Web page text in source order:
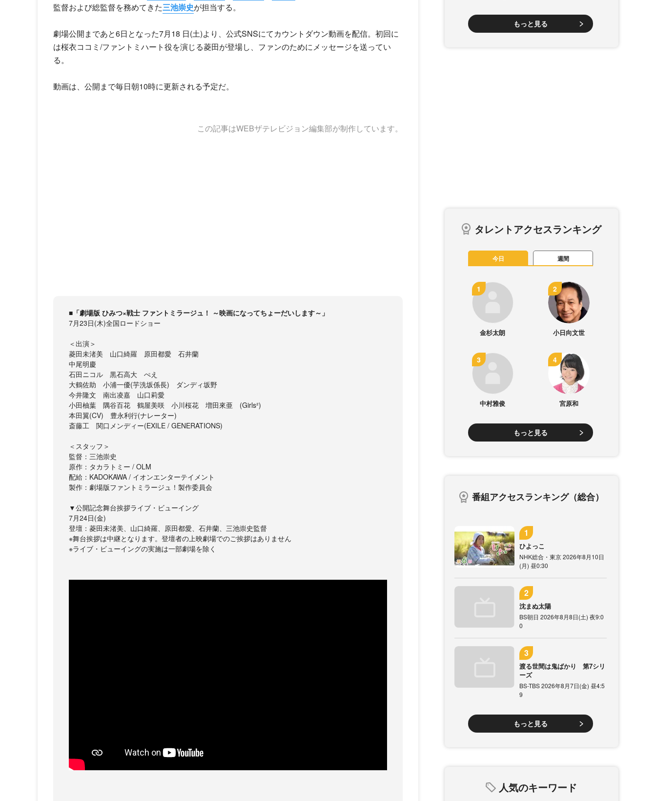
監督および総監督を務めてきた三池崇史が担当する。
劇場公開まであと6日となった7月18 日(土)より、公式SNSにてカウントダウン動画を配信。初回に
は桜衣ココミ/ファントミハート役を演じる菱田が登場し、ファンのためにメッセージを送ってい
る。
動画は、公開まで毎日朝10時に更新される予定だ。
この記事はWEBザテレビジョン編集部が制作しています。
■「劇場版 ひみつ×戦士 ファントミラージュ！ ～映画になってちょーだいします～」
7月23日(木)全国ロードショー
＜出演＞
菱田未渚美 山口綺羅 原田都愛 石井蘭
中尾明慶
石田ニコル 黒石高大 ぺえ
大鶴佐助 小浦一優(芋洗坂係長) ダンディ坂野
今井隆文 南出凌嘉 山口莉愛
小田柚葉 隅谷百花 鶴屋美咲 小川桜花 増田來亜 (Girls²)
本田翼(CV) 豊永利行(ナレーター)
斎藤工 関口メンディー(EXILE / GENERATIONS)
＜スタッフ＞
監督：三池崇史
原作：タカラトミー / OLM
配給：KADOKAWA / イオンエンターテイメント
製作：劇場版ファントミラージュ！製作委員会
▼公開記念舞台挨拶ライブ・ビューイング
7月24日(金)
登壇：菱田未渚美、山口綺羅、原田都愛、石井蘭、三池崇史監督
※舞台挨拶は中継となります。登壇者の上映劇場でのご挨拶はありません
※ライブ・ビューイングの実施は一部劇場を除く
もっと見る
タレントアクセスランキング
今日 週間
金杉太朗 小日向文世
中村雅俊 宮原和
もっと見る
番組アクセスランキング（総合）
ひよっこ
NHK総合・東京 2026年8月10日
(月) 昼0:30
沈まぬ太陽
BS朝日 2026年8月8日(土) 夜9:0
0
渡る世間は鬼ばかり 第7シリ
ーズ
BS-TBS 2026年8月7日(金) 昼4:5
9
もっと見る
人気のキーワード